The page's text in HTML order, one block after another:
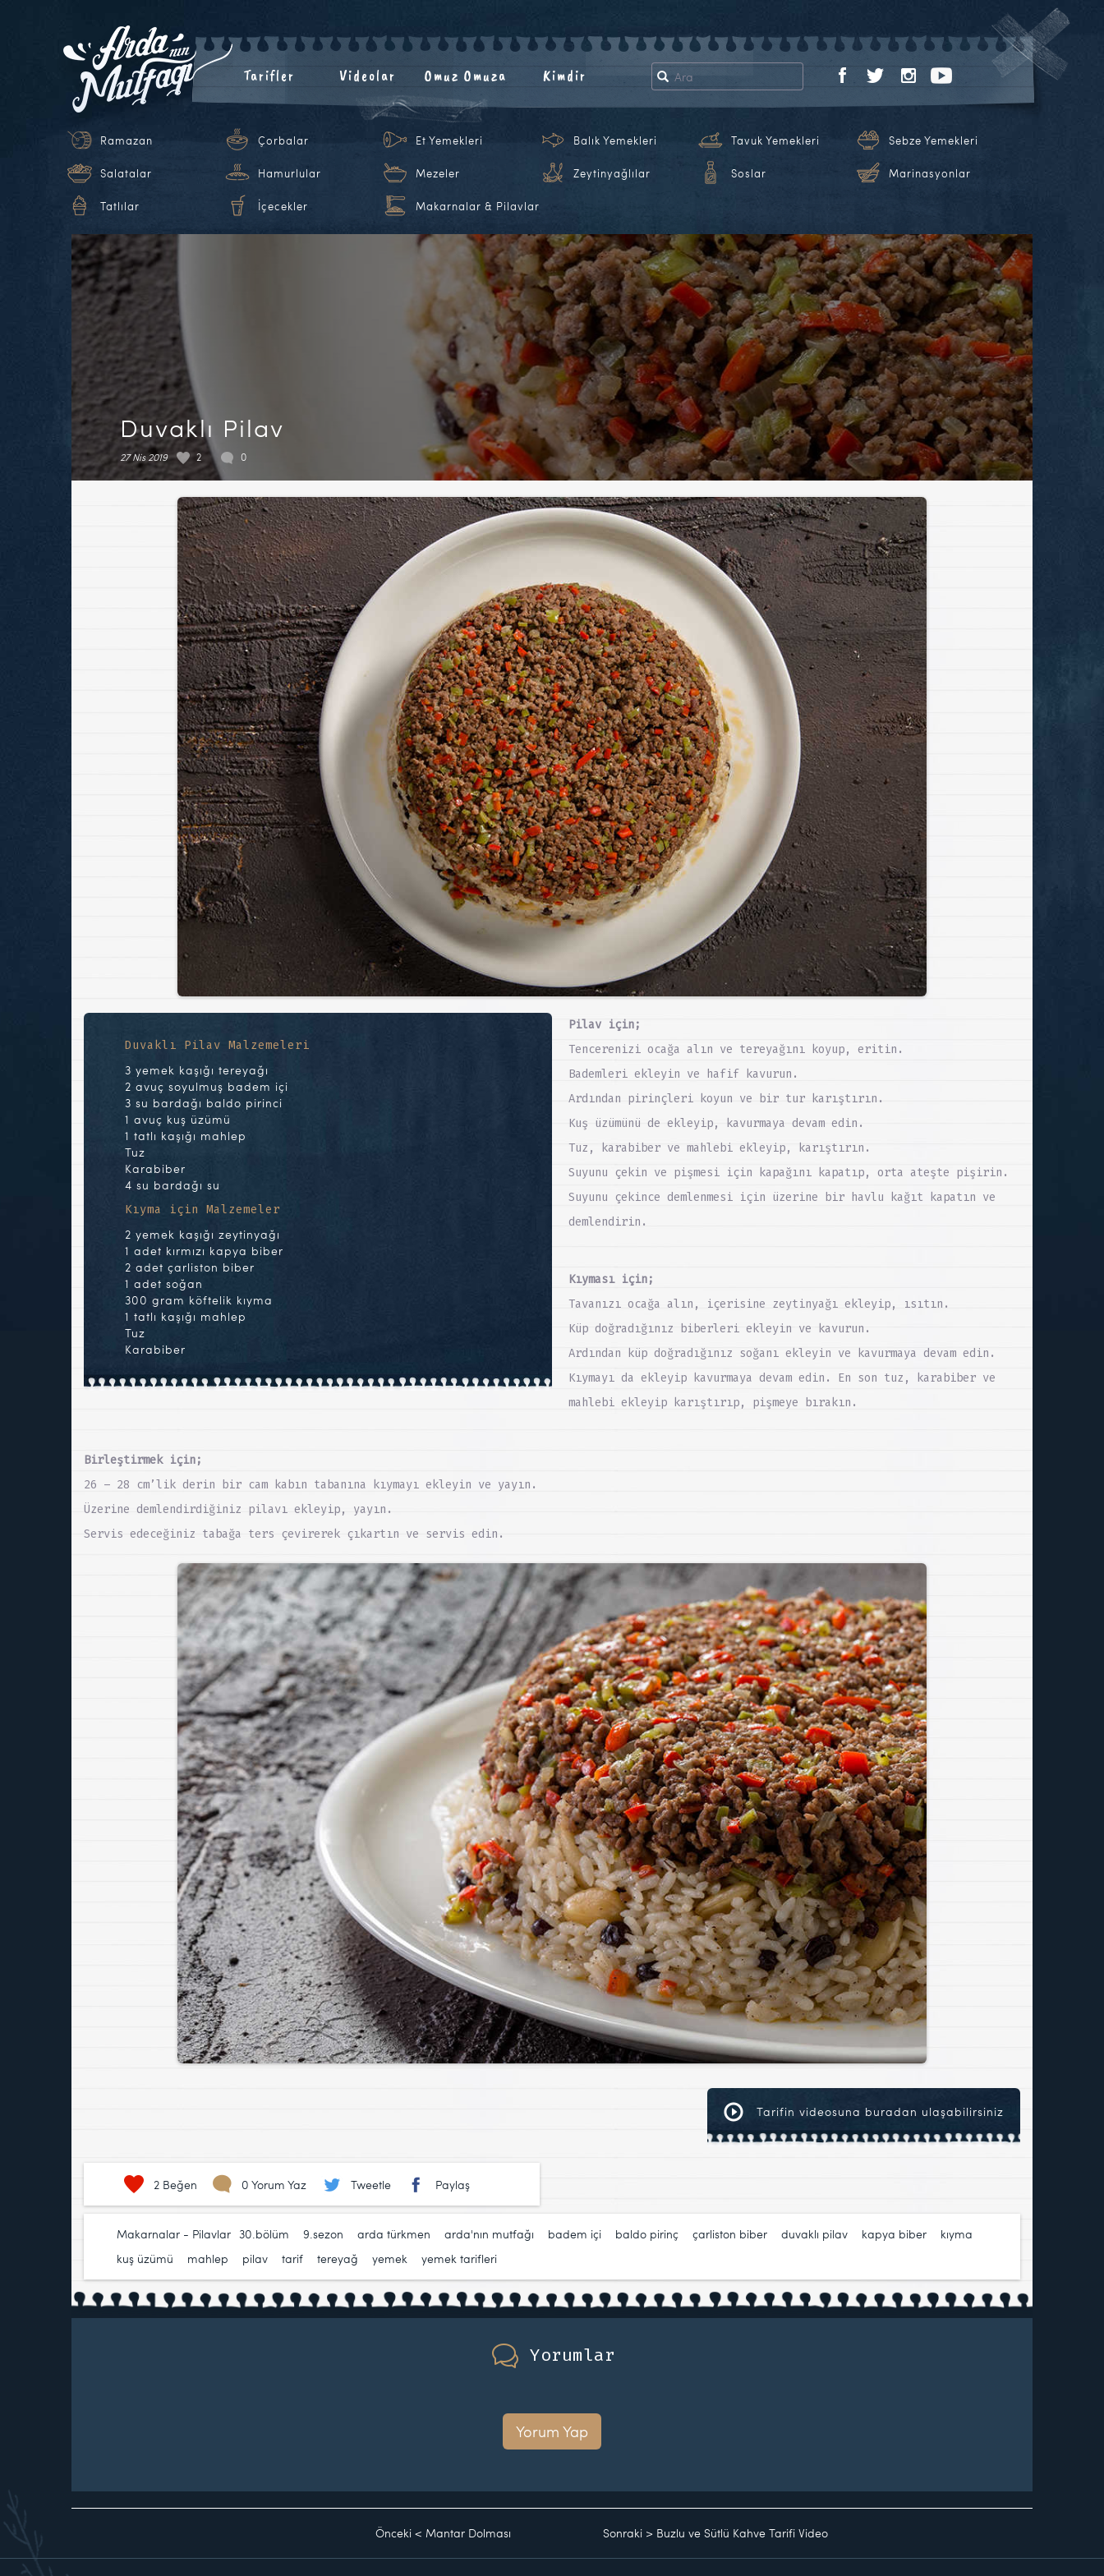
Tarifler Videolar Omuz Omuza Kimdir
Ramazan Çorbalar Et Yemekleri Balık Yemekleri Tavuk Yemekleri Sebze Yemekleri
Salatalar Hamurlular Mezeler Zeytinyağlılar Soslar Marinasyonlar
Tatlılar İçecekler Makarnalar & Pilavlar
Duvaklı Pilav
27 Nis 2019 2 0
Duvaklı Pilav Malzemeleri
3 yemek kaşığı tereyağı
2 avuç soyulmuş badem içi
3 su bardağı baldo pirinci
1 avuç kuş üzümü
1 tatlı kaşığı mahlep
Tuz
Karabiber
4 su bardağı su
Kıyma için Malzemeler
2 yemek kaşığı zeytinyağı
1 adet kırmızı kapya biber
2 adet çarliston biber
1 adet soğan
300 gram köftelik kıyma
1 tatlı kaşığı mahlep
Tuz
Karabiber
Pilav için;
Tencerenizi ocağa alın ve tereyağını koyup, eritin.
Bademleri ekleyin ve hafif kavurun.
Ardından pirinçleri koyun ve bir tur karıştırın.
Kuş üzümünü de ekleyip, kavurmaya devam edin.
Tuz, karabiber ve mahlebi ekleyip, karıştırın.
Suyunu çekin ve pişmesi için kapağını kapatıp, orta ateşte pişirin.
Suyunu çekince demlenmesi için üzerine bir havlu kağıt kapatın ve
demlendirin.
Kıyması için;
Tavanızı ocağa alın, içerisine zeytinyağı ekleyip, ısıtın.
Küp doğradığınız biberleri ekleyin ve kavurun.
Ardından küp doğradığınız soğanı ekleyin ve kavurmaya devam edin.
Kıymayı da ekleyip kavurmaya devam edin. En son tuz, karabiber ve
mahlebi ekleyip karıştırıp, pişmeye bırakın.
Birleştirmek için;
26 – 28 cm’lik derin bir cam kabın tabanına kıymayı ekleyin ve yayın.
Üzerine demlendirdiğiniz pilavı ekleyip, yayın.
Servis edeceğiniz tabağa ters çevirerek çıkartın ve servis edin.
Tarifin videosuna buradan ulaşabilirsiniz
2 Beğen 0 Yorum Yaz Tweetle Paylaş
Makarnalar - Pilavlar 30.bölüm 9.sezon arda türkmen arda'nın mutfağı badem içi baldo pirinç çarliston biber duvaklı pilav kapya biber kıyma
kuş üzümü
mahlep pilav tarif tereyağ yemek yemek tarifleri
Yorumlar
Yorum Yap
Önceki < Mantar Dolması Sonraki > Buzlu ve Sütlü Kahve Tarifi Video